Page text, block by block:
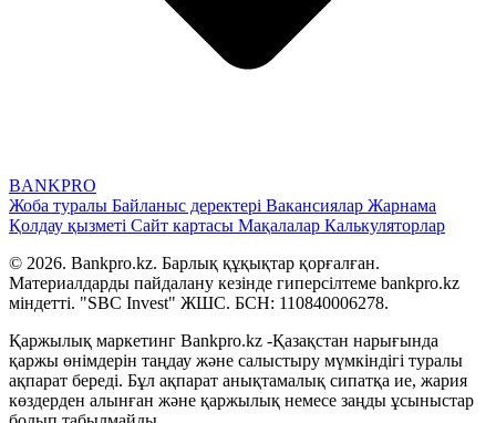
BANKPRO
Жоба туралы Байланыс деректері Вакансиялар Жарнама
Қолдау қызметі Сайт картасы Мақалалар Калькуляторлар
© 2026. Bankpro.kz. Барлық құқықтар қорғалған.
Материалдарды пайдалану кезінде гиперсілтеме bankpro.kz
міндетті. "SBC Invest" ЖШС. БСН: 110840006278.
Қаржылық маркетинг Bankpro.kz -Қазақстан нарығында
қаржы өнімдерін таңдау және салыстыру мүмкіндігі туралы
ақпарат береді. Бұл ақпарат анықтамалық сипатқа ие, жария
көздерден алынған және қаржылық немесе заңды ұсыныстар